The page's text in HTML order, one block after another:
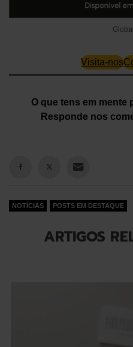
Visita-nos
O que tens em mente
Responde nos
NOTÍCIAS POSTS EM DESTAQUE
ARTIGOS